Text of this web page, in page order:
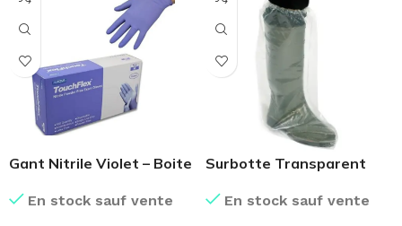
Gant Nitrile Violet – Boite
En stock sauf vente
Surbotte Transparent
En stock sauf vente